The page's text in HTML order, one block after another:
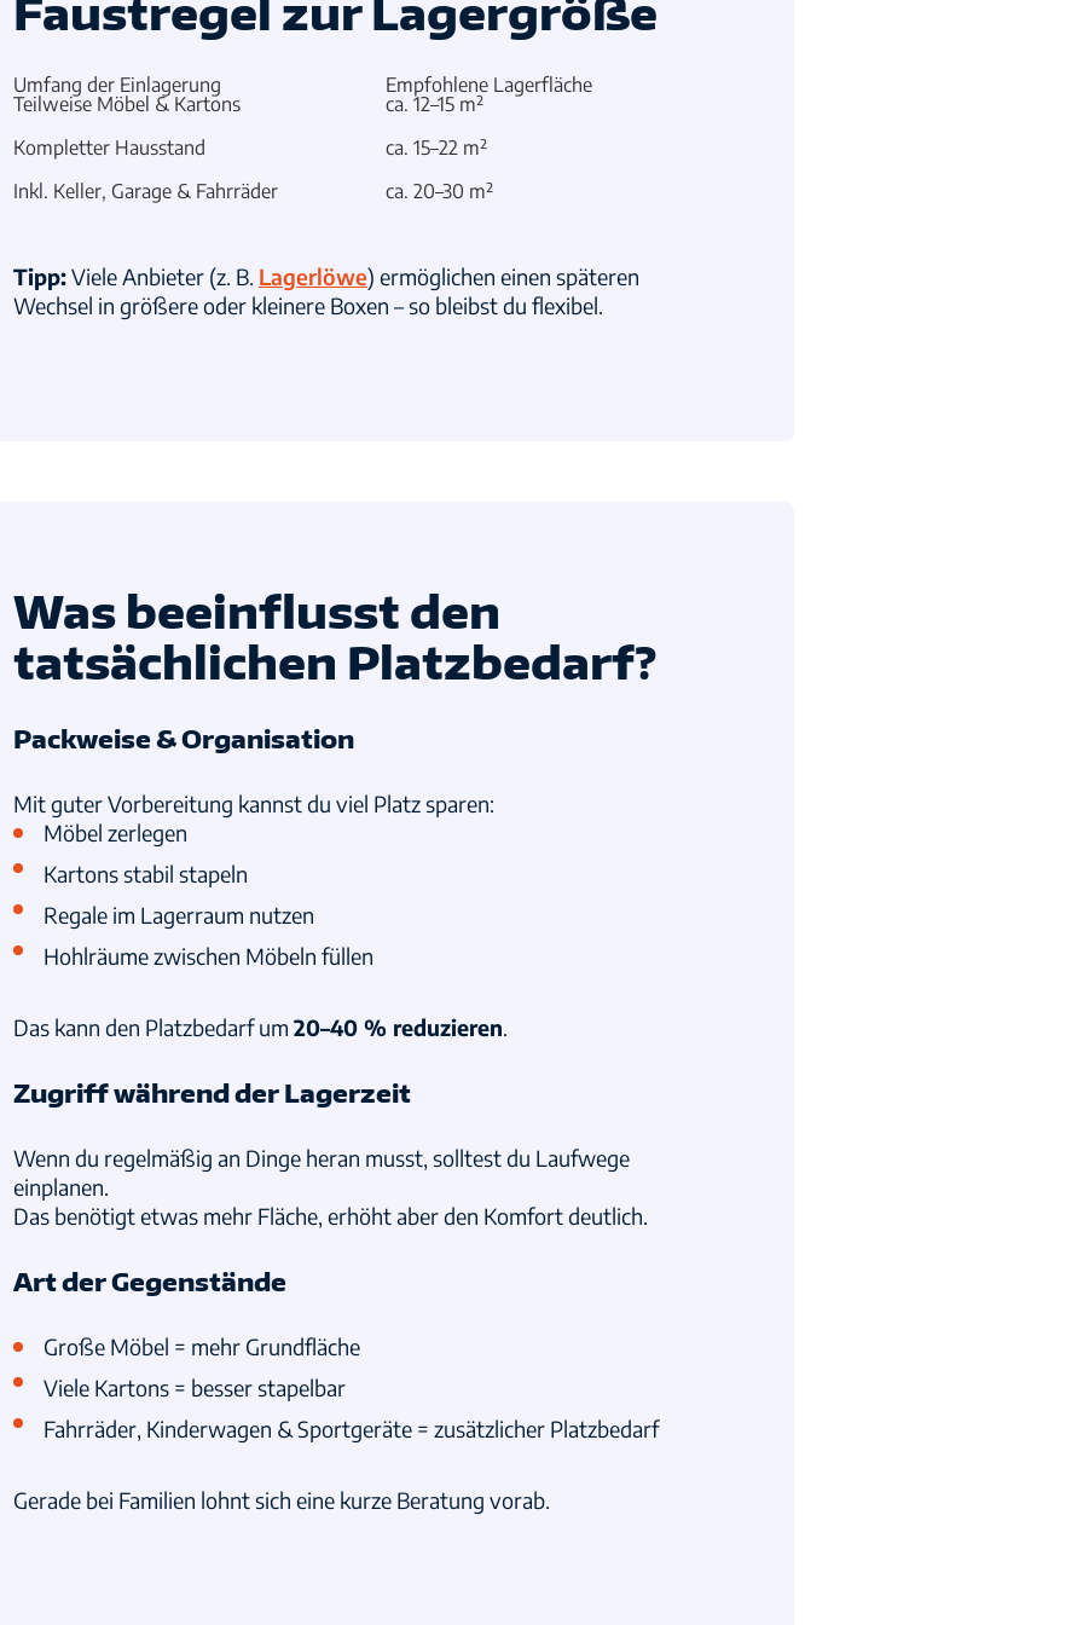
Faustregel zur Lagergröße
Umfang der Einlagerung
Empfohlene Lagerfläche
Teilweise Möbel & Kartons
ca. 12–15 m²
Kompletter Hausstand
ca. 15–22 m²
Inkl. Keller, Garage & Fahrräder
ca. 20–30 m²
Tipp:Viele Anbieter (z. B. Lagerlöwe) ermöglichen einen späteren
Wechsel in größere oder kleinere Boxen – so bleibst du flexibel.
Was beeinflusst den
tatsächlichen Platzbedarf?
Packweise & Organisation
Mit guter Vorbereitung kannst du viel Platz sparen:
Möbel zerlegen
Kartons stabil stapeln
Regale im Lagerraum nutzen
Hohlräume zwischen Möbeln füllen
Das kann den Platzbedarf um 20–40 % reduzieren.
Zugriff während der Lagerzeit
Wenn du regelmäßig an Dinge heran musst, solltest du Laufwege
einplanen.
Das benötigt etwas mehr Fläche, erhöht aber den Komfort deutlich.
Art der Gegenstände
Große Möbel = mehr Grundfläche
Viele Kartons = besser stapelbar
Fahrräder, Kinderwagen & Sportgeräte = zusätzlicher Platzbedarf
Gerade bei Familien lohnt sich eine kurze Beratung vorab.